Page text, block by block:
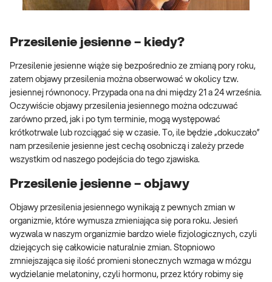
Przesilenie jesienne – kiedy?
Przesilenie jesienne wiąże się bezpośrednio ze zmianą pory roku,
zatem objawy przesilenia można obserwować w okolicy tzw.
jesiennej równonocy. Przypada ona na dni między 21 a 24 września.
Oczywiście objawy przesilenia jesiennego można odczuwać
zarówno przed, jak i po tym terminie, mogą występować
krótkotrwale lub rozciągać się w czasie. To, ile będzie „dokuczało”
nam przesilenie jesienne jest cechą osobniczą i zależy przede
wszystkim od naszego podejścia do tego zjawiska.
Przesilenie jesienne – objawy
Objawy przesilenia jesiennego wynikają z pewnych zmian w
organizmie, które wymusza zmieniająca się pora roku. Jesień
wyzwala w naszym organizmie bardzo wiele fizjologicznych, czyli
dziejących się całkowicie naturalnie zmian. Stopniowo
zmniejszająca się ilość promieni słonecznych wzmaga w mózgu
wydzielanie melatoniny, czyli hormonu, przez który robimy się